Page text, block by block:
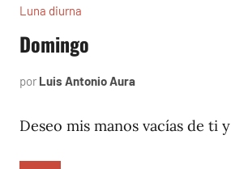
Luna diurna
Domingo
por Luis Antonio Aura
2002
Deseo mis manos vacías de ti